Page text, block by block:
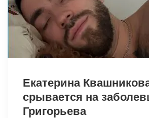
Екатерина
срывается на
Григорьева